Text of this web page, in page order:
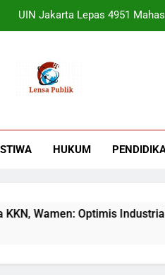
Terbukti! Selama
HUKUM
Optimis Industrialisasi Maju